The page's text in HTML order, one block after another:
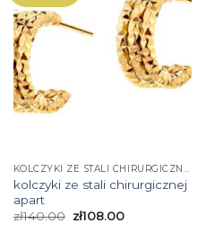
KOLCZYKI ZE STALI CHIRURGICZNEJ APART
kolczyki ze stali chirurgicznej
apart
zł140.00 zł108.00